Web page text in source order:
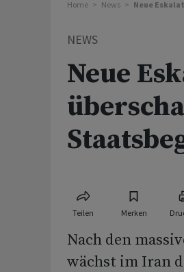
Home News Neue
NEWS
Neue
Teilen Merken
Nach den
wächst im Iran